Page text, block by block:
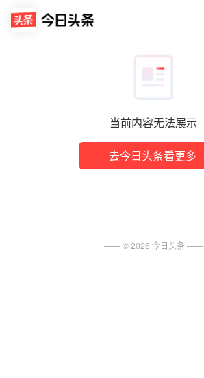
当前内容无法展示
去今日头条看更多
—— ©2026 今日头条 ——